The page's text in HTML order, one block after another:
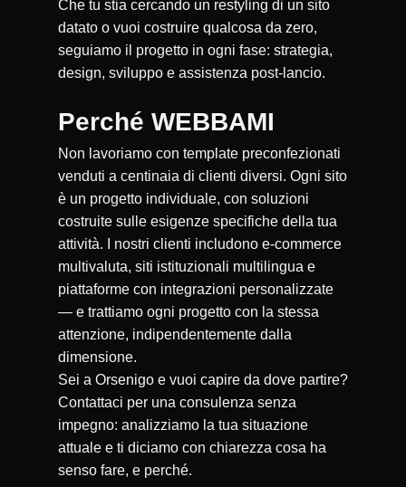
Che tu stia cercando un restyling di un sito
datato o vuoi costruire qualcosa da zero,
seguiamo il progetto in ogni fase: strategia,
design, sviluppo e assistenza post-lancio.
Perché WEBBAMI
Non lavoriamo con template preconfezionati
venduti a centinaia di clienti diversi. Ogni sito
è un progetto individuale, con soluzioni
costruite sulle esigenze specifiche della tua
attività. I nostri clienti includono e-commerce
multivaluta, siti istituzionali multilingua e
piattaforme con integrazioni personalizzate
— e trattiamo ogni progetto con la stessa
attenzione, indipendentemente dalla
dimensione.
Sei a Orsenigo e vuoi capire da dove partire?
Contattaci per una consulenza senza
impegno: analizziamo la tua situazione
attuale e ti diciamo con chiarezza cosa ha
senso fare, e perché.